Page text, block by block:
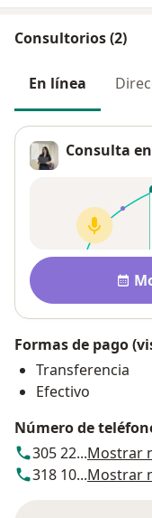
Consultorios (2)
En línea
Consulta
Disponibilidad
Formas de pago
Transferencia
Efectivo
Número de
305 22...Mostrar
318 10...Mostrar